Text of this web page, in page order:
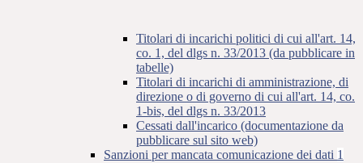
Titolari di incarichi politici di cui all'art. 14,
co. 1, del dlgs n. 33/2013 (da pubblicare in
tabelle)
Titolari di incarichi di amministrazione, di
direzione o di governo di cui all'art. 14, co.
1-bis, del dlgs n. 33/2013
Cessati dall'incarico (documentazione da
pubblicare sul sito web)
Sanzioni per mancata comunicazione dei dati 1